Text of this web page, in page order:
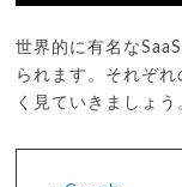
世界的に有名な
られます。それぞ
く見ていきましょう